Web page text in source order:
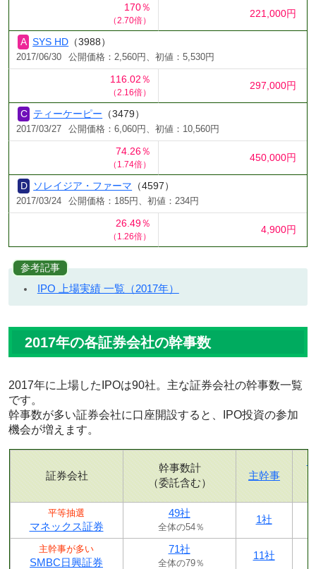
170％
（2.70倍）
221,000円
SYS HD （3988）
2017/06/30 公開価格：2,560円、初値：5,530円
116.02％
（2.16倍）
297,000円
ティーケーピー （3479）
2017/03/27 公開価格：6,060円、初値：10,560円
74.26％
（1.74倍）
450,000円
ソレイジア・ファーマ （4597）
2017/03/24 公開価格：185円、初値：234円
26.49％
（1.26倍）
4,900円
参考記事
IPO 上場実績 一覧（2017年）
2017年の各証券会社の幹事数
2017年に上場したIPOは90社。主な証券会社の幹事数一覧
です。
幹事数が多い証券会社に口座開設すると、IPO投資の参加
機会が増えます。
証券会社
幹事数計
（委託含む）
主幹事
平等抽選
マネックス証券
49社
全体の54％
1社
主幹事が多い
SMBC日興証券
71社
全体の79％
11社